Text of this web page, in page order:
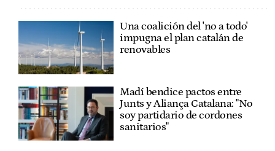
Una coalición del 'no a todo'
impugna el plan catalán de
renovables
Madí bendice pactos entre
Junts y Aliança Catalana: "No
soy partidario de cordones
sanitarios"